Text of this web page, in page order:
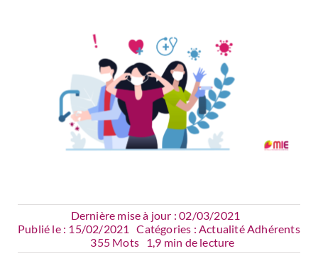
Dernière mise à jour : 02/03/2021
Publié le : 15/02/2021
Catégories : Actualité Adhérents
355 Mots 1,9 min de lecture